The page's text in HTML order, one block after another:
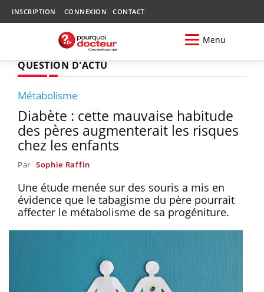
INSCRIPTION CONNEXION CONTACT
Menu
QUESTION D'ACTU
Métabolisme
Diabète : cette mauvaise habitude
des pères augmenterait les risques
chez les enfants
Par Sophie Raffin
Une étude menée sur des souris a mis en
évidence que le tabagisme du père pourrait
affecter le métabolisme de sa progéniture.